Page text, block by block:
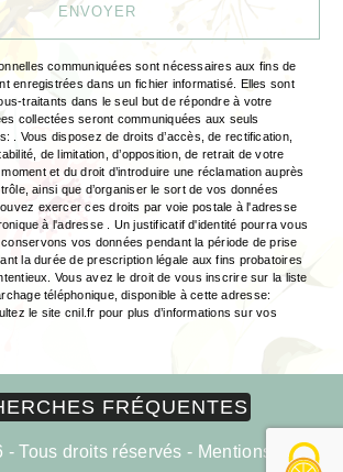
ENVOYER
communiquées sont nécessaires aux fins de
enregistrées dans un fichier informatisé. Elles sont
traitants dans le seul but de répondre à votre
collectées seront communiquées aux seuls
. Vous disposez de droits d’accès, de rectification,
de limitation, d’opposition, de retrait de votre
et du droit d’introduire une réclamation auprès
ainsi que d’organiser le sort de vos données
exercer ces droits par voie postale à l'adresse
à l'adresse . Un justificatif d'identité pourra vous
vos données pendant la période de prise
la durée de prescription légale aux fins probatoires
Vous avez le droit de vous inscrire sur la liste
téléphonique, disponible à cette adresse:
le site cnil.fr pour plus d’informations sur vos
FRÉQUENTES
- Tous droits réservés - Mentions